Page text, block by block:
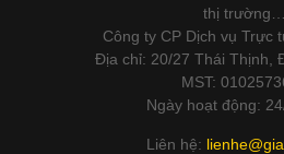
thị trường…
Công ty CP Dịch vụ Trực
Địa chỉ: 20/27 Thái Thịnh,
MST:
Ngày hoạt động:
Liên hệ: